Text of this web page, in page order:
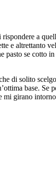
a
e altrettanto
pasto se cotto
di solito
base.
girano